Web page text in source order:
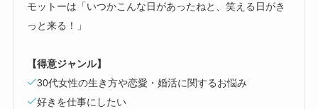
モットーは「いつかこんな日があったねと、笑える日がき
っと来る！」
【得意ジャンル】
30代女性の生き方や恋愛・婚活に関するお悩み
好きを仕事にしたい